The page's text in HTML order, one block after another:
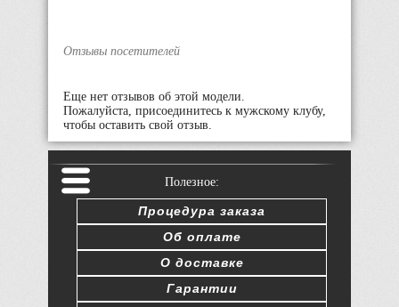
Отзывы посетителей
Еще нет отзывов об этой модели.
Пожалуйста, присоединитесь к мужскому клубу,
чтобы оставить свой отзыв.
Полезное:
Процедура заказа
Об оплате
О доставке
Гарантии